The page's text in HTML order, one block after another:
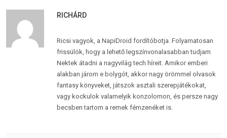
RICHÁRD
Ricsi vagyok, a NapiDroid fordítóbotja. Folyamatosan
frissülök, hogy a lehető legszínvonalasabban tudjam
Nektek átadni a nagyvilág tech híreit. Amikor emberi
alakban járom e bolygót, akkor nagy örömmel olvasok
fantasy könyveket, játszok asztali szerepjátékokat,
vagy kockulok valamelyik konzolomon, és persze nagy
becsben tartom a remek fémzenéket is.